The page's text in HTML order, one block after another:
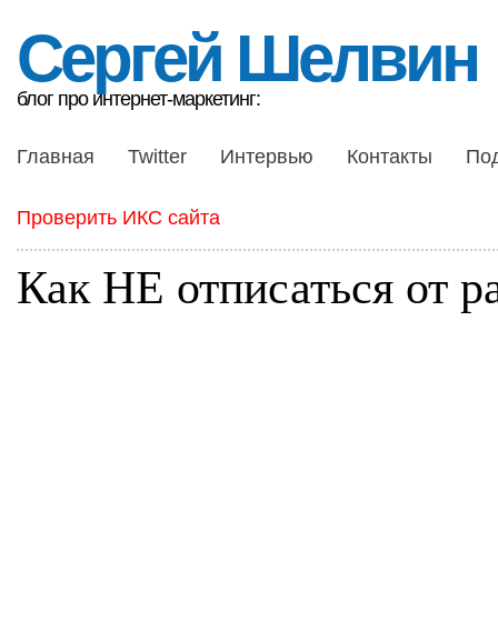
Сергей Шелвин
блог про интернет-маркетинг:
Главная Twitter Интервью Контакты
Проверить ИКС сайта
Как НЕ отписаться от